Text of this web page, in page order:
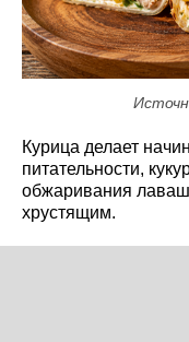
Курица делает
питательности,
обжаривания
хрустящим.